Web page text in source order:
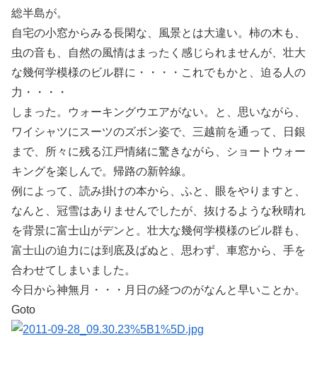
総半島が。
自宅の小窓からみる長閑な、風景とは大違い。柿の木も、
虫の音も、自然の風情はまったく感じられませんが、壮大
な幾何学模様のビル群に・・・・これでもかと、迫る人の
力・・・・
しまった。ウォーキングウエアがない。と、思いながら、
ワイシャツにスーツのズボン姿で、三越前を通って、日銀
まで、所々に残る江戸情緒に驚きながら、ショートウォー
キングを楽しんで。帰路の新幹線。
例によって、読み掛けの本から、ふと、眼をやりますと、
なんと、冠雪はありませんでしたが、抜けるような秋晴れ
を背景に富士山がデンと。壮大な幾何学模様のビル群も、
富士山の迫力には到底及ばぬと、思わず、車窓から、手を
合わせてしまいました。
今日から神無月・・・月日の経つのがなんと早いことか。
Goto